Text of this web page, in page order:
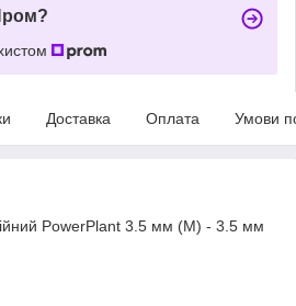
Доставка Оплата Умови
PowerPlant 3.5 мм (M) - 3.5 мм